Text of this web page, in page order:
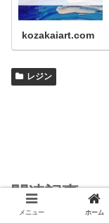
kozakaiart.com
レジン
関連記事
メニュー ホーム